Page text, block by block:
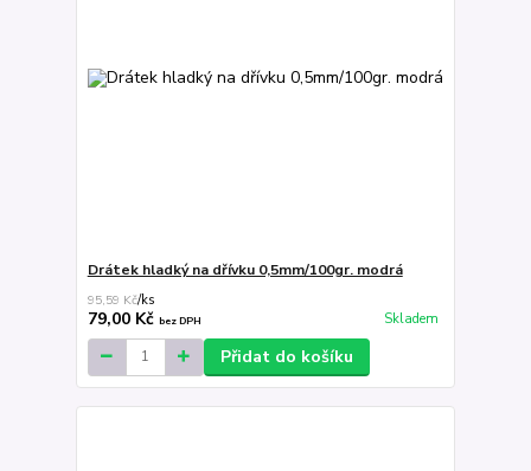
Drátek hladký na dřívku 0,5mm/100gr. modrá
95,59 Kč/ks
79,00 Kč bez DPH Skladem
Přidat do košíku